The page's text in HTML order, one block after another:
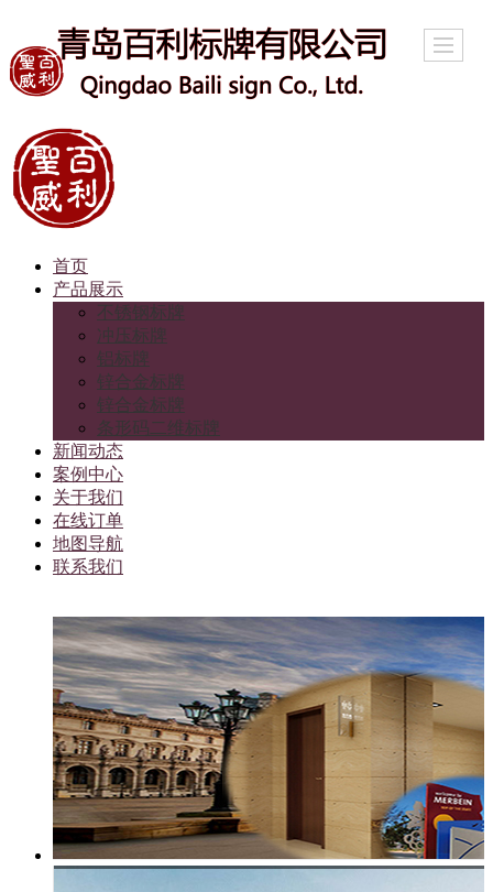
首页
产品展示
不锈钢标牌
冲压标牌
铝标牌
锌合金标牌
锌合金标牌
条形码二维标牌
新闻动态
案例中心
关于我们
在线订单
地图导航
联系我们